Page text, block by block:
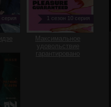
серия 1 сезон 10 серия
Максимальное
удовольствие
гарантировано